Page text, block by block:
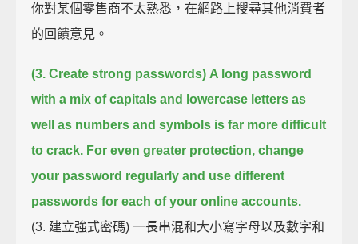
你對某個零售商不太熟悉，在網路上搜尋其他消費者
的回饋意見。
(3. Create strong passwords) A long password
with a mix of capitals and lowercase letters as
well as numbers and symbols is far more difficult
to crack. For even greater protection, change
your password regularly and use different
passwords for each of your online accounts.
(3. 建立強式密碼) 一長串混和大小寫字母以及數字和